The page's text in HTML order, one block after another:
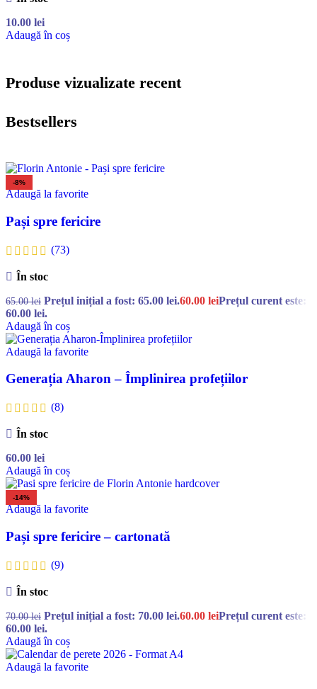
10.00 lei
Adaugă în coș
Produse vizualizate recent
Bestsellers
-8%
Adaugă la favorite
Pași spre fericire
(73)
În stoc
65.00lei Prețul inițial a fost: 65.00 lei.60.00 leiPrețul curent este:
60.00 lei.
Adaugă în coș
Adaugă la favorite
Generația Aharon – Împlinirea profețiilor
(8)
În stoc
60.00 lei
Adaugă în coș
-14%
Adaugă la favorite
Pași spre fericire – cartonată
(9)
În stoc
70.00lei Prețul inițial a fost: 70.00 lei.60.00 leiPrețul curent este:
60.00 lei.
Adaugă în coș
Adaugă la favorite